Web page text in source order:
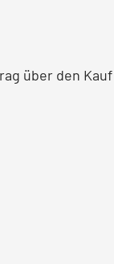
über den